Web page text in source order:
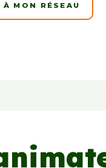
MON RÉSEAU